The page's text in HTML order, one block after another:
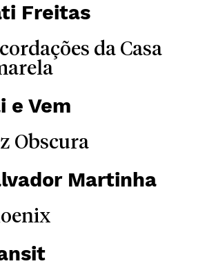
Freitas
da Casa
e Vem
Obscura
Martinha